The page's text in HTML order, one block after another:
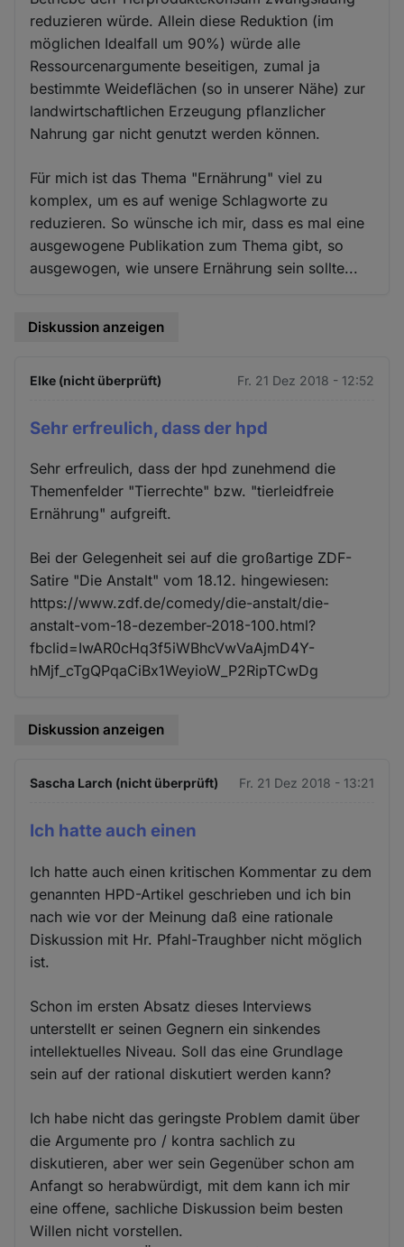
reduzieren würde. Allein diese Reduktion (im
möglichen Idealfall um 90%) würde alle
Ressourcenargumente beseitigen, zumal ja
bestimmte Weideflächen (so in unserer Nähe) zur
landwirtschaftlichen Erzeugung pflanzlicher
Nahrung gar nicht genutzt werden können.
Für mich ist das Thema "Ernährung" viel zu
komplex, um es auf wenige Schlagworte zu
reduzieren. So wünsche ich mir, dass es mal eine
ausgewogene Publikation zum Thema gibt, so
ausgewogen, wie unsere Ernährung sein sollte...
Diskussion anzeigen
Elke (nicht überprüft) Fr. 21 Dez 2018 - 12:52
Sehr erfreulich, dass der hpd
Sehr erfreulich, dass der hpd zunehmend die
Themenfelder "Tierrechte" bzw. "tierleidfreie
Ernährung" aufgreift.
Bei der Gelegenheit sei auf die großartige ZDF-
Satire "Die Anstalt" vom 18.12. hingewiesen:
https://www.zdf.de/comedy/die-anstalt/die-
anstalt-vom-18-dezember-2018-100.html?
fbclid=IwAR0cHq3f5iWBhcVwVaAjmD4Y-
hMjf_cTgQPqaCiBx1WeyioW_P2RipTCwDg
Diskussion anzeigen
Sascha Larch (nicht überprüft) Fr. 21 Dez 2018 - 13:21
Ich hatte auch einen
Ich hatte auch einen kritischen Kommentar zu dem
genannten HPD-Artikel geschrieben und ich bin
nach wie vor der Meinung daß eine rationale
Diskussion mit Hr. Pfahl-Traughber nicht möglich
ist.
Schon im ersten Absatz dieses Interviews
unterstellt er seinen Gegnern ein sinkendes
intellektuelles Niveau. Soll das eine Grundlage
sein auf der rational diskutiert werden kann?
Ich habe nicht das geringste Problem damit über
die Argumente pro / kontra sachlich zu
diskutieren, aber wer sein Gegenüber schon am
Anfangt so herabwürdigt, mit dem kann ich mir
eine offene, sachliche Diskussion beim besten
Willen nicht vorstellen.